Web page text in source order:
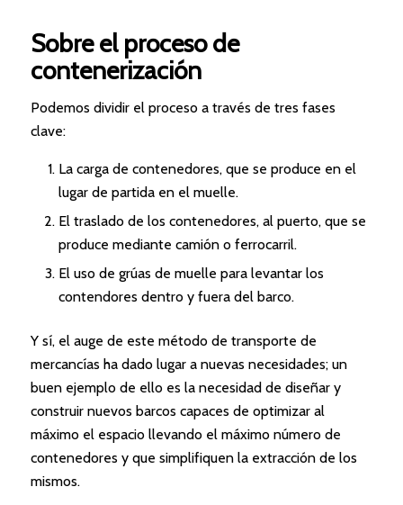
Sobre el proceso de
contenerización
Podemos dividir el proceso a través de tres fases
clave:
La carga de contenedores, que se produce en el
lugar de partida en el muelle.
El traslado de los contenedores, al puerto, que se
produce mediante camión o ferrocarril.
El uso de grúas de muelle para levantar los
contendores dentro y fuera del barco.
Y sí, el auge de este método de transporte de
mercancías ha dado lugar a nuevas necesidades; un
buen ejemplo de ello es la necesidad de diseñar y
construir nuevos barcos capaces de optimizar al
máximo el espacio llevando el máximo número de
contenedores y que simplifiquen la extracción de los
mismos.